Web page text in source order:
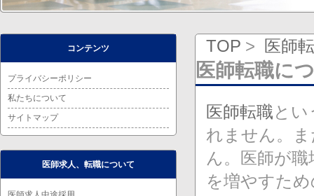
TOP 医師
医師転職に
医師転職と
れません。
ん。医師が
を増やすた
コンテンツ
プライバシーポリシー
私たちについて
サイトマップ
医師求人、転職について